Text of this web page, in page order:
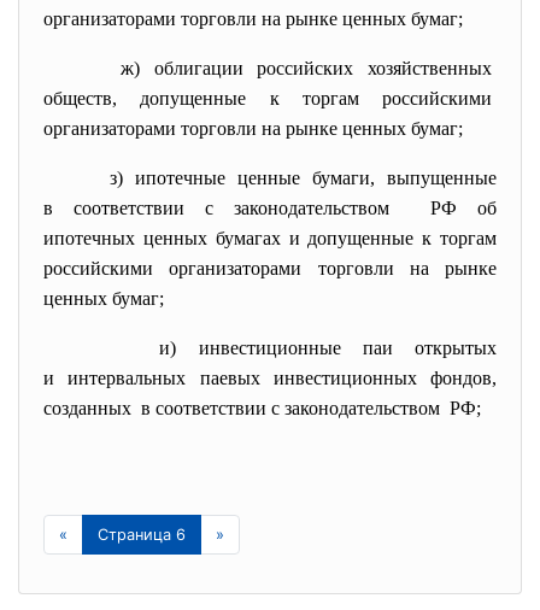
организаторами торговли на рынке ценных бумаг;
ж) облигации российских хозяйственных
обществ, допущенные к торгам российскими
организаторами торговли на рынке ценных бумаг;
з) ипотечные ценные бумаги, выпущенные
в соответствии с законодательством РФ об
ипотечных ценных бумагах и допущенные к торгам
российскими организаторами торговли на рынке
ценных бумаг;
и) инвестиционные паи открытых
и интервальных паевых инвестиционных фондов,
созданных в соответствии с законодательством РФ;
« Страница 6 »